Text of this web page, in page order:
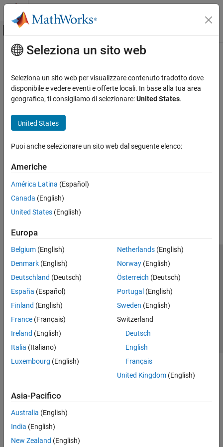
Vai al contenuto
Attiva/disattiva menu di navigazione
Pagina iniziale della documentazione
Contenuto principale
Seleziona un sito web
Seleziona un sito web per visualizzare contenuto tradotto dove
disponibile e vedere eventi e offerte locali. In base alla tua area
geografica, ti consigliamo di selezionare:United States.
United States
Puoi anche selezionare un sito web dal seguente elenco:
Americhe
América Latina (Español)
Canada (English)
United States (English)
Europa
Belgium (English)
Denmark (English)
Deutschland (Deutsch)
España (Español)
Finland (English)
France (Français)
Ireland (English)
Italia (Italiano)
Luxembourg (English)
Netherlands(English)
Norway(English)
Österreich (Deutsch)
Portugal (English)
Sweden (English)
Switzerland
Deutsch
English
Français
United Kingdom(English)
Asia-Pacifico
Australia (English)
India (English)
New Zealand (English)
Centro di fiducia
Informativa sulla privacy
Antipirateria
Stato dell'applicazione
Contatti
© 1994-2026 The MathWorks, Inc.